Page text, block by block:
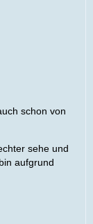
schon von
sehe und
aufgrund